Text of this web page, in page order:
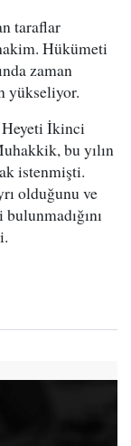
taraflar
Hükümeti
zaman
yükseliyor.
Heyeti İkinci
bu yılın
istenmişti.
olduğunu ve